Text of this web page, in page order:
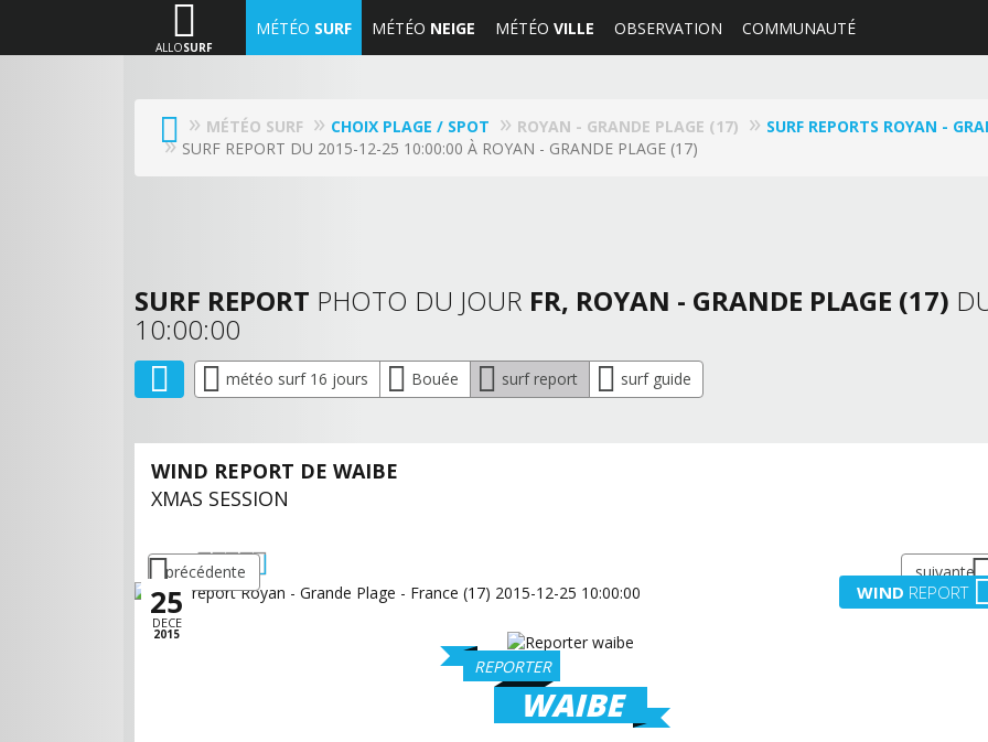
ALLOSURF
MÉTÉO SURF MÉTÉO NEIGE MÉTÉO VILLE OBSERVATION COMMUNAUTÉ
MÉTÉO SURF CHOIX PLAGE / SPOT ROYAN - GRANDE PLAGE (17)
SURF REPORTS ROYAN -
SURF REPORT DU 2015-12-25 10:00:00 À ROYAN - GRANDE PLAGE (17)
SURF REPORT PHOTO DU JOUR FR, ROYAN - GRANDE PLAGE (17)
10:00:00
météo surf 16 jours Bouée surf report surf guide
WIND REPORT DE WAIBE
XMAS SESSION
25
DECE
2015
WIND REPORT
précédente suivante
REPORTER
WAIBE